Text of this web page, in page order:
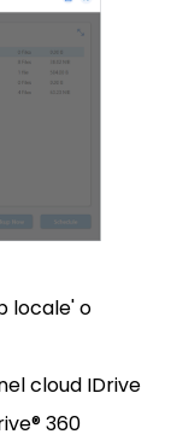
locale' o
cloud IDrive
360